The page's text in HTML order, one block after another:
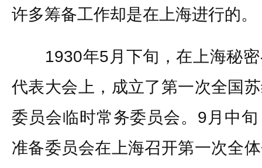
许多筹备工作却是在上海进行的。
1930年5月下旬，在上海秘密
代表大会上，成立了第一次全国
委员会临时常务委员会。9月中
准备委员会在上海召开第一次全